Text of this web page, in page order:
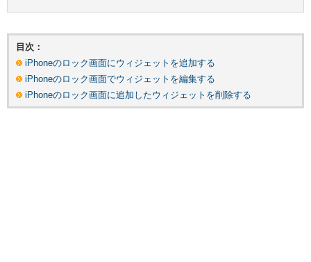
目次：
iPhoneのロック画面にウィジェットを追加する
iPhoneのロック画面でウィジェットを編集する
iPhoneのロック画面に追加したウィジェットを削除する